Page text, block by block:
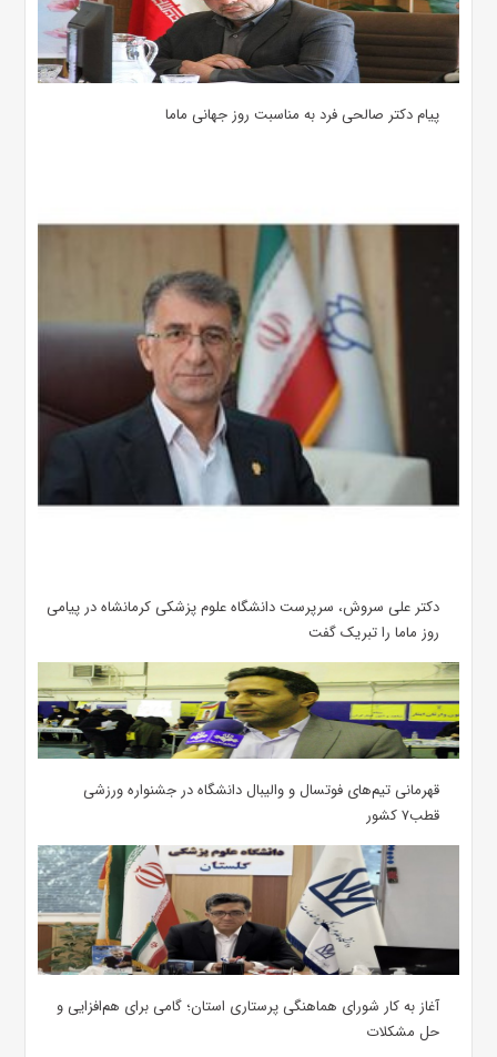
پیام دکتر صالحی فرد به مناسبت روز جهانی ماما
دکتر علی سروش، سرپرست دانشگاه علوم پزشکی کرمانشاه در پیامی
روز ماما را تبریک گفت
قهرمانی تیم‌های فوتسال و والیبال دانشگاه در جشنواره ورزشی
قطب۷ کشور
آغاز به کار شورای هماهنگی پرستاری استان؛ گامی برای هم‌افزایی و
حل مشکلات